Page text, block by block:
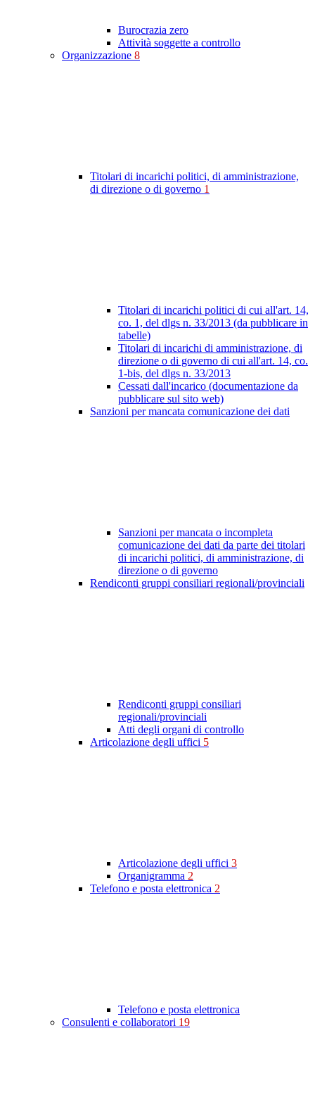
Burocrazia zero
Attività soggette a controllo
Organizzazione 8
Titolari di incarichi politici, di amministrazione,
di direzione o di governo 1
Titolari di incarichi politici di cui all'art. 14,
co. 1, del dlgs n. 33/2013 (da pubblicare in
tabelle)
Titolari di incarichi di amministrazione, di
direzione o di governo di cui all'art. 14, co.
1-bis, del dlgs n. 33/2013
Cessati dall'incarico (documentazione da
pubblicare sul sito web)
Sanzioni per mancata comunicazione dei dati
Sanzioni per mancata o incompleta
comunicazione dei dati da parte dei titolari
di incarichi politici, di amministrazione, di
direzione o di governo
Rendiconti gruppi consiliari regionali/provinciali
Rendiconti gruppi consiliari
regionali/provinciali
Atti degli organi di controllo
Articolazione degli uffici 5
Articolazione degli uffici 3
Organigramma 2
Telefono e posta elettronica 2
Telefono e posta elettronica
Consulenti e collaboratori 19